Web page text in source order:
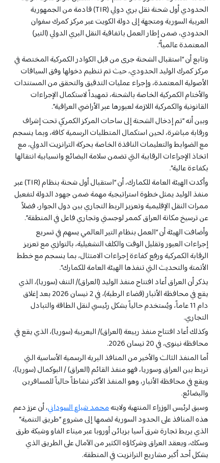
نينوى
واسط
حلبجة
نينوى
واسط
حلبجة
الحدودي أول شحنة نقل بري دولي (TIR) قادمة من الجمهورية
العربية السورية ومتجهة إلى دولة الكويت عبر مركز كمرك سفوان
الحدودي، ضمن إطار العمل باتفاقية النقل البري الدولي (التير)
المعتمدة عالمياً”.
وتابع أن “استقبال الشحنة جرى من قبل الكوادر الكمركية المختصة في
مركز كمرك الوليد الحدودي، حيث تم تنظيم دخولها وفق السياقات
الأصولية المعتمدة، وإجراء عمليات التدقيق والتحقق من المستندات
والأختام الكمركية الخاصة بالشحنة، تمهيداً لاستكمال الإجراءات
القانونية والكمركية اللازمة لعبورها عبر الأراضي العراقية”.
وبين أنه “تم إدخال الشحنة إلى ساحات المركز الكمركي تحت إشراف
ورقابة مباشرة، لحين استكمال المتطلبات الرسمية كافة، وبما ينسجم
مع الضوابط والتعليمات النافذة الخاصة بحركة الترانزيت الدولي، مع
اتخاذ الإجراءات الرقابية التي تضمن سلامة البضائع وانسيابية انتقالها
بكفاءة عالية”.
وأكدت الهيئة العامة للكمارك، أن “استقبال أول شحنة بنظام (TIR) عبر
منفذ الوليد يمثل خطوة استراتيجية مهمة ضمن جهود الدولة لتفعيل
ممرات النقل الإقليمية وتعزيز الربط التجاري بين دول الجوار، فضلاً
عن ترسيخ مكانة العراق كممر لوجستي وتجاري فاعل في المنطقة”.
وأضافت الهيئة أن “العمل بنظام التير العالمي يسهم في تسريع
إجراءات العبور وتقليل الوقت والكلف التشغيلية، بالتوازي مع تعزيز
الرقابة الكمركية ورفع كفاءة إجراءات الامتثال، بما ينسجم مع خطط
الأتمتة والتحديث التي تنفذها الهيئة العامة للكمارك”.
يذكر أن العراق أعاد افتتاح منفذ الوليد (العراق)/ التنف (سوريا)، الذي
يقع في محافظة الأنبار (قضاء الرطبة)، في 2 نيسان 2026 بعد إغلاق
دام 11 عاماً، ويُستخدم حالياً بشكل رئيسي لنقل الطاقة والتبادل
التجاري.
وكذلك أعاد افتتاح منفذ ربيعة (العراق)/ اليعربية (سوريا)، الذي يقع في
محافظة نينوى، في 20 نيسان 2026.
أما المنفذ الثالث والأخير من المنافذ البرية الرسمية الأساسية التي
تربط بين العراق وسوريا، فهو منفذ القائم (العراق) / البوكمال (سوريا)،
ويقع في محافظة الأنبار، وهو المنفذ الأكثر نشاطاً حالياً للمسافرين
والبضائع.
وسبق لرئيس الوزراء المنتهية ولايتهمحمد شياع السوداني، أن عزز دعم
هذه المنافذ على الحدود السورية لضمها إلى مشروع “طريق التنمية”
الذي يربط تجارة شرق آسيا بزبائن أوروبا عبر ميناء الفاو وشبكة طرق
وسكك، ويعقد العراق وشركاؤه الكثير من الآمال على الطريق الذي
يشكل أحد أكبر مشاريع الترانزيت في المنطقة.